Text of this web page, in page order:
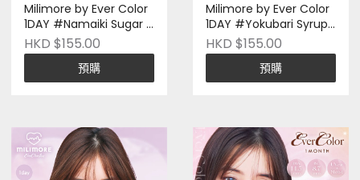
Milimore by Ever Color
1DAY #Namaiki Sugar |
十片裝 | 日本品牌 | Pre-
Order
HKD $155.00
預購
Milimore by Ever Color
1DAY #Yokubari Syrup |
十片裝 | 日本品牌 | Pre-
Order
HKD $155.00
預購